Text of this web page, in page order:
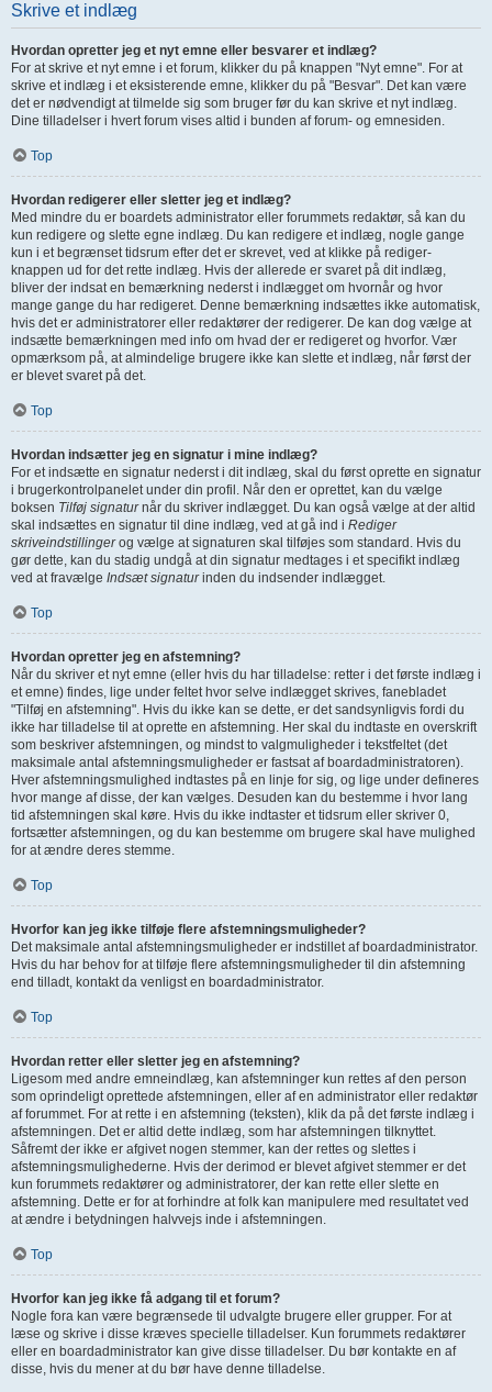
Skrive et indlæg
Hvordan opretter jeg et nyt emne eller besvarer et indlæg?
For at skrive et nyt emne i et forum, klikker du på knappen "Nyt emne". For at
skrive et indlæg i et eksisterende emne, klikker du på "Besvar". Det kan være
det er nødvendigt at tilmelde sig som bruger før du kan skrive et nyt indlæg.
Dine tilladelser i hvert forum vises altid i bunden af forum- og emnesiden.
Top
Hvordan redigerer eller sletter jeg et indlæg?
Med mindre du er boardets administrator eller forummets redaktør, så kan du
kun redigere og slette egne indlæg. Du kan redigere et indlæg, nogle gange
kun i et begrænset tidsrum efter det er skrevet, ved at klikke på rediger-
knappen ud for det rette indlæg. Hvis der allerede er svaret på dit indlæg,
bliver der indsat en bemærkning nederst i indlægget om hvornår og hvor
mange gange du har redigeret. Denne bemærkning indsættes ikke automatisk,
hvis det er administratorer eller redaktører der redigerer. De kan dog vælge at
indsætte bemærkningen med info om hvad der er redigeret og hvorfor. Vær
opmærksom på, at almindelige brugere ikke kan slette et indlæg, når først der
er blevet svaret på det.
Top
Hvordan indsætter jeg en signatur i mine indlæg?
For et indsætte en signatur nederst i dit indlæg, skal du først oprette en signatur
i brugerkontrolpanelet under din profil. Når den er oprettet, kan du vælge
boksen Tilføj signaturnår du skriver indlægget. Du kan også vælge at der altid
skal indsættes en signatur til dine indlæg, ved at gå ind i Rediger
skriveindstillingerog vælge at signaturen skal tilføjes som standard. Hvis du
gør dette, kan du stadig undgå at din signatur medtages i et specifikt indlæg
ved at fravælge Indsæt signaturinden du indsender indlægget.
Top
Hvordan opretter jeg en afstemning?
Når du skriver et nyt emne (eller hvis du har tilladelse: retter i det første indlæg i
et emne) findes, lige under feltet hvor selve indlægget skrives, fanebladet
"Tilføj en afstemning". Hvis du ikke kan se dette, er det sandsynligvis fordi du
ikke har tilladelse til at oprette en afstemning. Her skal du indtaste en overskrift
som beskriver afstemningen, og mindst to valgmuligheder i tekstfeltet (det
maksimale antal afstemningsmuligheder er fastsat af boardadministratoren).
Hver afstemningsmulighed indtastes på en linje for sig, og lige under defineres
hvor mange af disse, der kan vælges. Desuden kan du bestemme i hvor lang
tid afstemningen skal køre. Hvis du ikke indtaster et tidsrum eller skriver 0,
fortsætter afstemningen, og du kan bestemme om brugere skal have mulighed
for at ændre deres stemme.
Top
Hvorfor kan jeg ikke tilføje flere afstemningsmuligheder?
Det maksimale antal afstemningsmuligheder er indstillet af boardadministrator.
Hvis du har behov for at tilføje flere afstemningsmuligheder til din afstemning
end tilladt, kontakt da venligst en boardadministrator.
Top
Hvordan retter eller sletter jeg en afstemning?
Ligesom med andre emneindlæg, kan afstemninger kun rettes af den person
som oprindeligt oprettede afstemningen, eller af en administrator eller redaktør
af forummet. For at rette i en afstemning (teksten), klik da på det første indlæg i
afstemningen. Det er altid dette indlæg, som har afstemningen tilknyttet.
Såfremt der ikke er afgivet nogen stemmer, kan der rettes og slettes i
afstemningsmulighederne. Hvis der derimod er blevet afgivet stemmer er det
kun forummets redaktører og administratorer, der kan rette eller slette en
afstemning. Dette er for at forhindre at folk kan manipulere med resultatet ved
at ændre i betydningen halvvejs inde i afstemningen.
Top
Hvorfor kan jeg ikke få adgang til et forum?
Nogle fora kan være begrænsede til udvalgte brugere eller grupper. For at
læse og skrive i disse kræves specielle tilladelser. Kun forummets redaktører
eller en boardadministrator kan give disse tilladelser. Du bør kontakte en af
disse, hvis du mener at du bør have denne tilladelse.